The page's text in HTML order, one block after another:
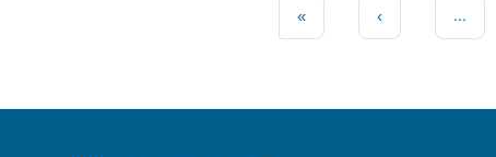
« ‹ ...